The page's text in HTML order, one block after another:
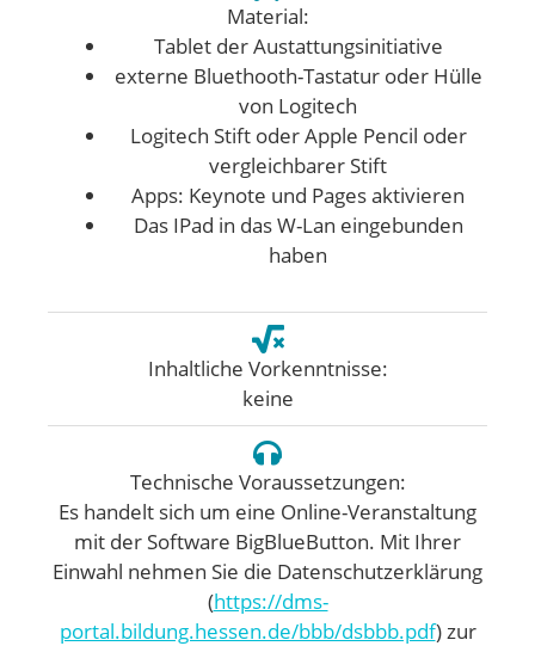
Material:
Tablet der Austattungsinitiative
externe Bluethooth-Tastatur oder Hülle
von Logitech
Logitech Stift oder Apple Pencil oder
vergleichbarer Stift
Apps: Keynote und Pages aktivieren
Das IPad in das W-Lan eingebunden
haben
Inhaltliche Vorkenntnisse:
keine
Technische Voraussetzungen:
Es handelt sich um eine Online-Veranstaltung
mit der Software BigBlueButton. Mit Ihrer
Einwahl nehmen Sie die Datenschutzerklärung
(https://dms-
portal.bildung.hessen.de/bbb/dsbbb.pdf) zur